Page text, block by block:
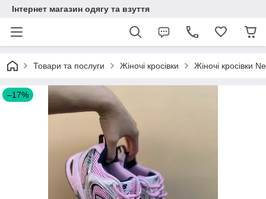
Інтернет магазин одягу та взуття
Товари та послуги Жіночі кросівки Жіночі кросівки
–17%